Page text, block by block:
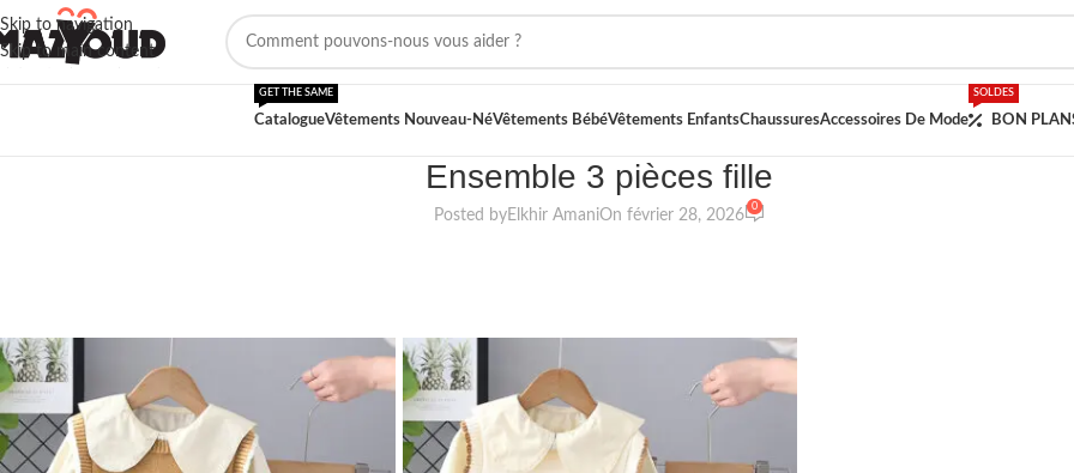
Skip to navigation
Skip to main content
Catalogue
GET THE SAME
Vêtements Nouveau-NéVêtements BébéVêtements EnfantsChaussuresAccessoires De Mode BON
SOLDES
Ensemble 3 pièces fille
Posted byElkhir AmaniOn février 28, 2026
0